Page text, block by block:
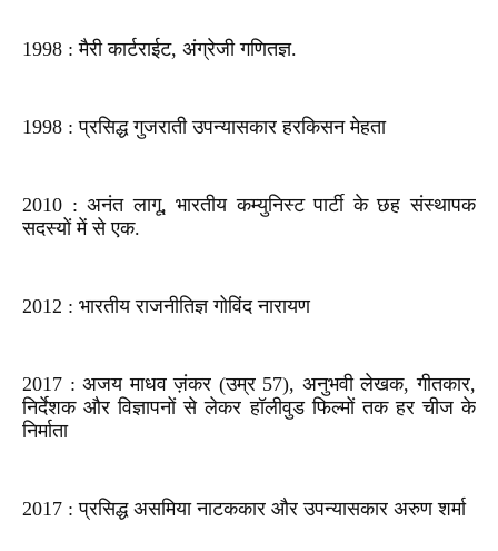
1998 : मैरी कार्टराईट, अंग्रेजी गणितज्ञ.
1998 : प्रसिद्ध गुजराती उपन्यासकार हरकिसन मेहता
2010 : अनंत लागू, भारतीय कम्युनिस्ट पार्टी के छह संस्थापक
सदस्यों में से एक.
2012 : भारतीय राजनीतिज्ञ गोविंद नारायण
2017 : अजय माधव ज़ंकर (उम्र 57), अनुभवी लेखक, गीतकार,
निर्देशक और विज्ञापनों से लेकर हॉलीवुड फिल्मों तक हर चीज के
निर्माता
2017 : प्रसिद्ध असमिया नाटककार और उपन्यासकार अरुण शर्मा